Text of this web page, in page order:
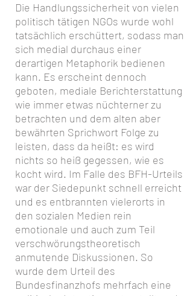
Die Handlungssicherheit von vielen
politisch tätigen NGOs wurde wohl
tatsächlich erschüttert, sodass man
sich medial durchaus einer
derartigen Metaphorik bedienen
kann. Es erscheint dennoch
geboten, mediale Berichterstattung
wie immer etwas nüchterner zu
betrachten und dem alten aber
bewährten Sprichwort Folge zu
leisten, dass da heißt: es wird
nichts so heiß gegessen, wie es
kocht wird. Im Falle des BFH-Urteils
war der Siedepunkt schnell erreicht
und es entbrannten vielerorts in
den sozialen Medien rein
emotionale und auch zum Teil
verschwörungstheoretisch
anmutende Diskussionen. So
wurde dem Urteil des
Bundesfinanzhofs mehrfach eine